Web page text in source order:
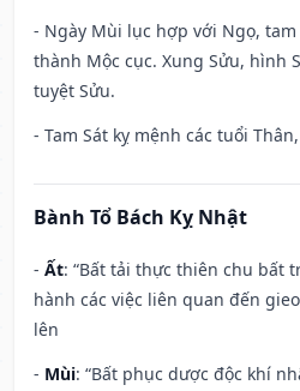
- Ngày Mùi lục hợp với Ngọ,
thành Mộc cục. Xung Sửu, hình
tuyệt Sửu.
- Tam Sát kỵ mệnh các tuổi
Bành Tổ Bách Kỵ Nhật
- Ất: “Bất tải thực thiên chu bất
hành các việc liên quan đến
lên
- Mùi: “Bất phục dược độc khí